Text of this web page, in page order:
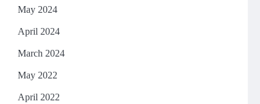
May 2024
April 2024
March 2024
May 2022
April 2022